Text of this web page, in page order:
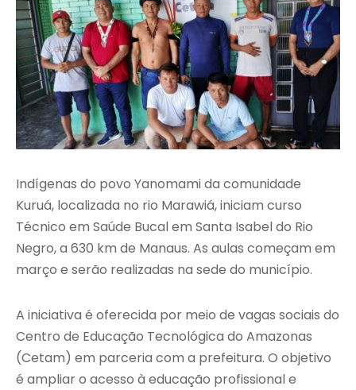
Indígenas do povo Yanomami da comunidade
Kuruá, localizada no rio Marawiá, iniciam curso
Técnico em Saúde Bucal em Santa Isabel do Rio
Negro, a 630 km de Manaus. As aulas começam em
março e serão realizadas na sede do município.
A iniciativa é oferecida por meio de vagas sociais do
Centro de Educação Tecnológica do Amazonas
(Cetam) em parceria com a prefeitura. O objetivo
é ampliar o acesso à educação profissional e